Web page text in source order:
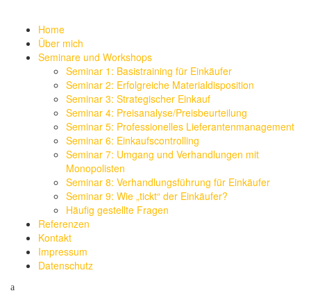
Home
Über mich
Seminare und Workshops
Seminar 1: Basistraining für Einkäufer
Seminar 2: Erfolgreiche Materialdisposition
Seminar 3: Strategischer Einkauf
Seminar 4: Preisanalyse/Preisbeurteilung
Seminar 5: Professionelles Lieferantenmanagement
Seminar 6: Einkaufscontrolling
Seminar 7: Umgang und Verhandlungen mit
Monopolisten
Seminar 8: Verhandlungsführung für Einkäufer
Seminar 9: Wie „tickt“ der Einkäufer?
Häufig gestellte Fragen
Referenzen
Kontakt
Impressum
Datenschutz